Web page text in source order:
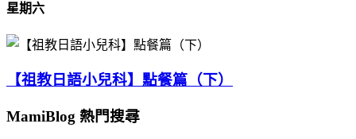
星期六
【祖教日語小兒科】點餐篇（下）
MamiBlog 熱門搜尋